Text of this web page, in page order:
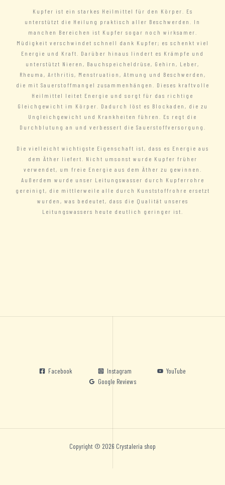
Kupfer ist ein starkes Heilmittel für den Körper. Es
unterstützt die Heilung praktisch aller Beschwerden. In
manchen Bereichen ist Kupfer sogar noch wirksamer.
Müdigkeit verschwindet schnell dank Kupfer; es schenkt viel
Energie und Kraft. Darüber hinaus lindert es Krämpfe und
unterstützt Nieren, Bauchspeicheldrüse, Gehirn, Leber,
Rheuma, Arthritis, Menstruation, Atmung und Beschwerden,
die mit Sauerstoffmangel zusammenhängen. Dieses kraftvolle
Heilmittel leitet Energie und sorgt für das richtige
Gleichgewicht im Körper. Dadurch löst es Blockaden, die zu
Ungleichgewicht und Krankheiten führen. Es regt die
Durchblutung an und verbessert die Sauerstoffversorgung.
Die vielleicht wichtigste Eigenschaft ist, dass es Energie aus
dem Äther liefert. Nicht umsonst wurde Kupfer früher
verwendet, um freie Energie aus dem Äther zu gewinnen.
Außerdem wurde unser Leitungswasser durch Kupferrohre
gereinigt, die mittlerweile alle durch Kunststoffrohre ersetzt
wurden, was bedeutet, dass die Qualität unseres
Leitungswassers heute deutlich geringer ist.
Facebook Instagram
YouTube
Google Reviews
Copyright © 2026 Crystaleria shop